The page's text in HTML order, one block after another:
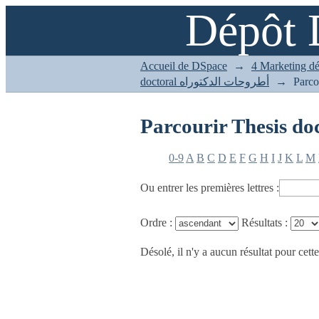
Dépôt
Accueil de DSpace →
doctoral أطروحات الدكتوراه
→
0-9 A B C D E F G H I J K L M
Ou entrer les premières lettres :
Ordre : Résultats :
Désolé, il n'y a aucun résultat pour